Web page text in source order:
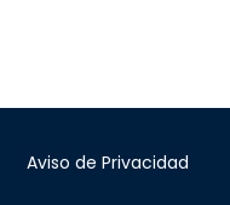
Aviso de Privacidad